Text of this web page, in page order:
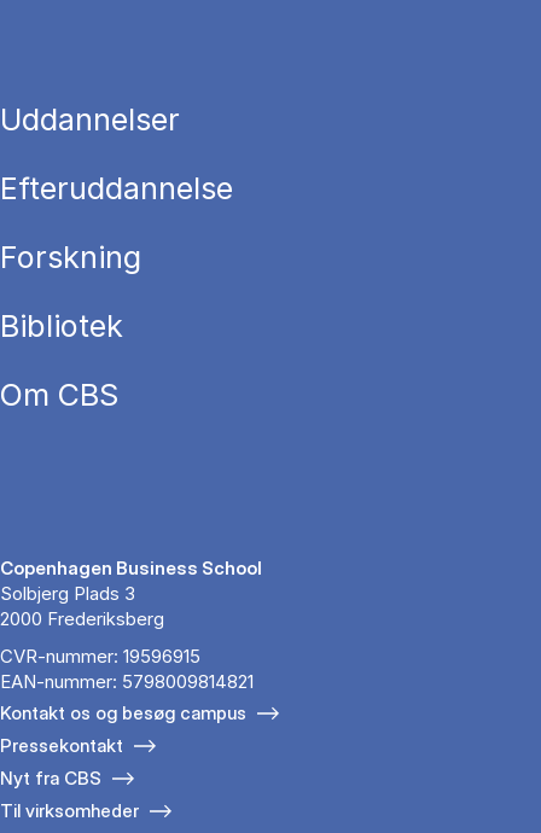
Uddannelser
Efteruddannelse
Forskning
Bibliotek
Om CBS
Copenhagen Business School
Solbjerg Plads 3
2000 Frederiksberg
CVR-nummer: 19596915
EAN-nummer: 5798009814821
Kontakt os og besøg campus
Pressekontakt
Nyt fra CBS
Til virksomheder